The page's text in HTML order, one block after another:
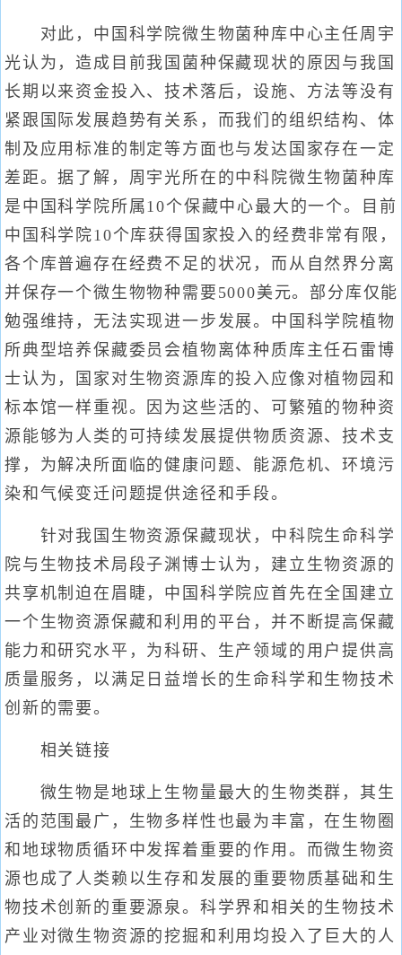
对此，中国科学院微生物菌种库中心主任周宇
光认为，造成目前我国菌种保藏现状的原因与我国
长期以来资金投入、技术落后，设施、方法等没有
紧跟国际发展趋势有关系，而我们的组织结构、体
制及应用标准的制定等方面也与发达国家存在一定
差距。据了解，周宇光所在的中科院微生物菌种库
是中国科学院所属10个保藏中心最大的一个。目前
中国科学院10个库获得国家投入的经费非常有限，
各个库普遍存在经费不足的状况，而从自然界分离
并保存一个微生物物种需要5000美元。部分库仅能
勉强维持，无法实现进一步发展。中国科学院植物
所典型培养保藏委员会植物离体种质库主任石雷博
士认为，国家对生物资源库的投入应像对植物园和
标本馆一样重视。因为这些活的、可繁殖的物种资
源能够为人类的可持续发展提供物质资源、技术支
撑，为解决所面临的健康问题、能源危机、环境污
染和气候变迁问题提供途径和手段。
针对我国生物资源保藏现状，中科院生命科学
院与生物技术局段子渊博士认为，建立生物资源的
共享机制迫在眉睫，中国科学院应首先在全国建立
一个生物资源保藏和利用的平台，并不断提高保藏
能力和研究水平，为科研、生产领域的用户提供高
质量服务，以满足日益增长的生命科学和生物技术
创新的需要。
相关链接
微生物是地球上生物量最大的生物类群，其生
活的范围最广，生物多样性也最为丰富，在生物圈
和地球物质循环中发挥着重要的作用。而微生物资
源也成了人类赖以生存和发展的重要物质基础和生
物技术创新的重要源泉。科学界和相关的生物技术
产业对微生物资源的挖掘和利用均投入了巨大的人